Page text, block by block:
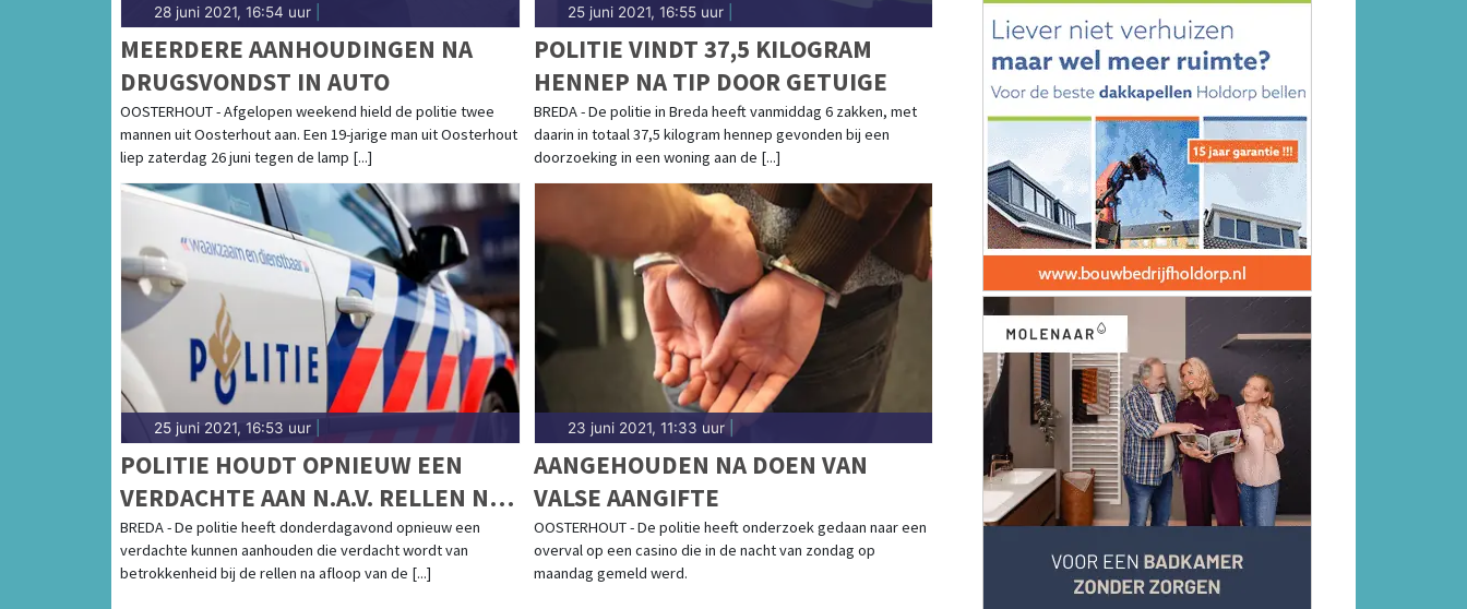
28 juni 2021, 16:54 uur
MEERDERE AANHOUDINGEN NA
DRUGSVONDST IN AUTO
OOSTERHOUT - Afgelopen weekend hield de politie twee
mannen uit Oosterhout aan. Een 19-jarige man uit Oosterhout
liep zaterdag 26 juni tegen de lamp [...]
25 juni 2021, 16:55 uur|
POLITIE VINDT 37,5 KILOGRAM
HENNEP NA TIP DOOR GETUIGE
BREDA - De politie in Breda heeft vanmiddag 6 zakken, met
daarin in totaal 37,5 kilogram hennep gevonden bij een
doorzoeking in een woning aan de [...]
25 juni 2021, 16:53 uur
POLITIE HOUDT OPNIEUW EEN
VERDACHTE AAN N.A.V. RELLEN NAC
- NEC
BREDA - De politie heeft donderdagavond opnieuw een
verdachte kunnen aanhouden die verdacht wordt van
betrokkenheid bij de rellen na afloop van de [...]
23 juni 2021, 11:33 uur|
AANGEHOUDEN NA DOEN VAN
VALSE AANGIFTE
OOSTERHOUT - De politie heeft onderzoek gedaan naar een
overval op een casino die in de nacht van zondag op
maandag gemeld werd.